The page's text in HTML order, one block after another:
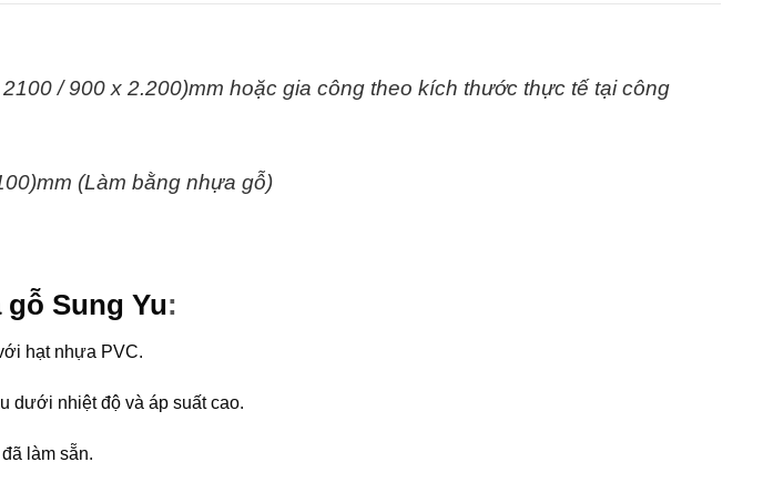
/ 900 x 2.200)mm hoặc gia công theo kích thước thực tế tạicông
(Làm bằng nhựa gỗ)
Sung Yu:
hạt nhựa PVC.
dưới nhiệt độ và áp suất cao.
làm sẵn.